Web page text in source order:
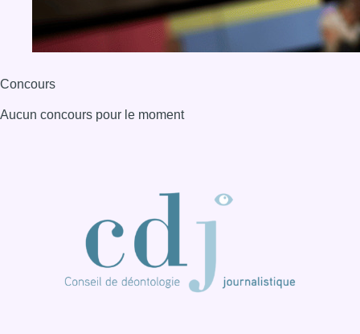
Concours
Aucun concours pour le moment